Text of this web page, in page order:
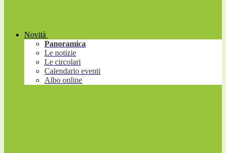
Novità
Panoramica
Le notizie
Le circolari
Calendario eventi
Albo online